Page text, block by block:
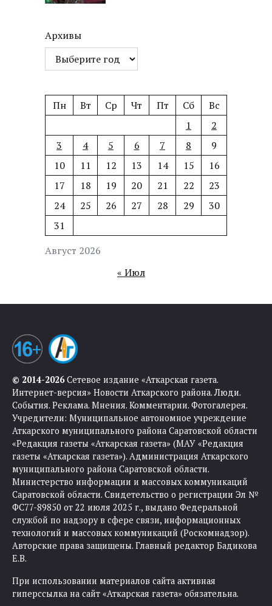
Архивы
Август 2026
Пн Вт Ср Чт Пт Сб
Вс
1
2
3
4 5 6 7 8
9
10
11 12 13 14 15
16
17
18 19 20 21 22
23
24
25 26 27 28 29
30
31
« Июл
© 2014-2026Сетевое издание «Аткарская газета.
Интернет-версия» Новости Аткарского района. Люди.
События. Реклама. Мнения. Комментарии. Фотогалерея.
Учредители: Муниципальное автономное учреждение
Аткарского муниципального района Саратовской области
«Редакция газеты «Аткарская газета» (МАУ «Редакция
газеты «Аткарская газета»). Администрация Аткарского
муниципального района Саратовской области.
Министерство информации и массовых коммуникаций
Саратовской области. Свидетельство о регистрации Эл №
ФС77-89850 от 22 июля 2025 г., выдано Федеральной
службой по надзору в сфере связи, информационных
технологий и массовых коммуникаций (Роскомнадзор).
Авторские права защищены. Главный редактор Бадикова
Е.В.
При использовании материалов сайта активная
гиперссылка на сайт «Аткарская газета» обязательна.